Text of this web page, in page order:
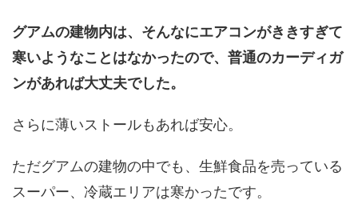
グアムの建物内は、そんなにエアコンがききすぎて
寒いようなことはなかったので、普通のカーディガ
ンがあれば大丈夫でした。
さらに薄いストールもあれば安心。
ただグアムの建物の中でも、生鮮食品を売っている
スーパー、冷蔵エリアは寒かったです。